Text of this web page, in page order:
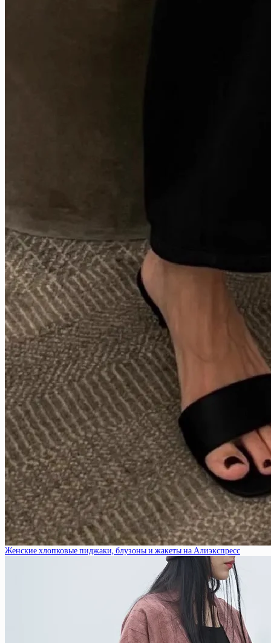
Женские хлопковые пиджаки, блузоны и жакеты на Алиэкспресс